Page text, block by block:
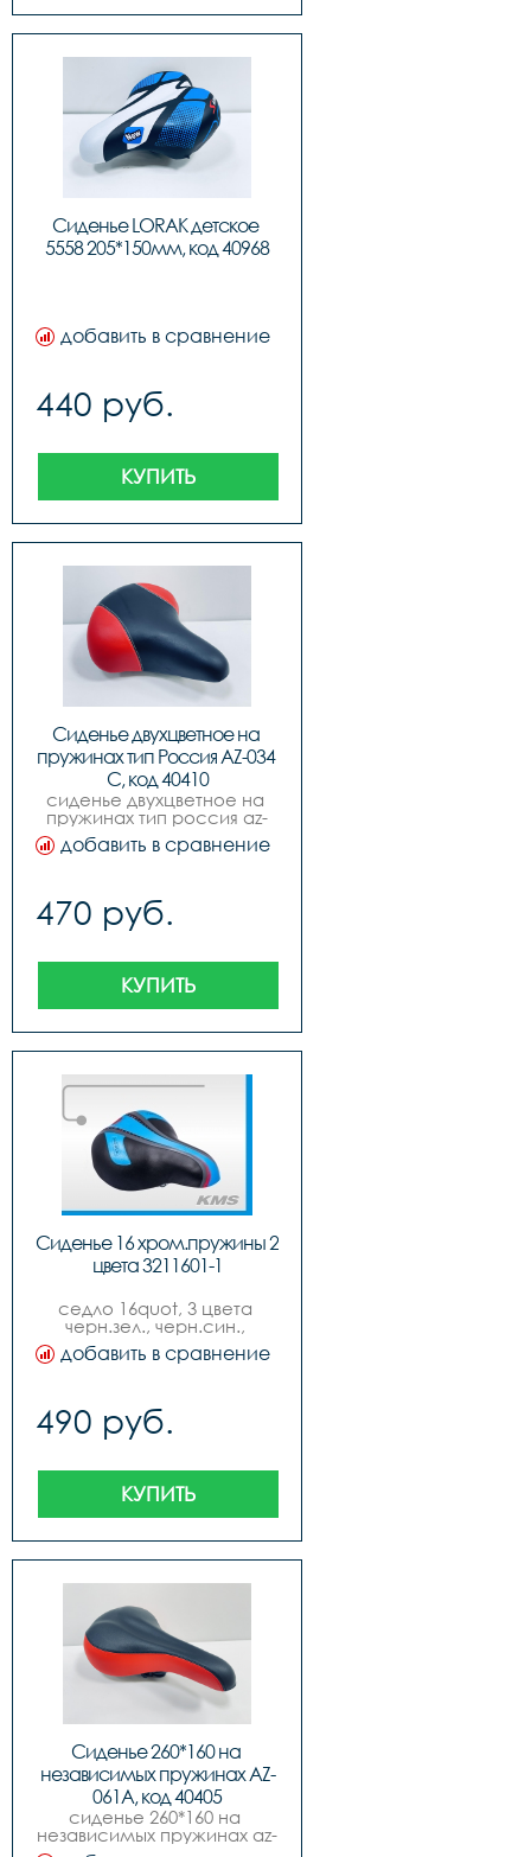
Сиденье LORAK детское
5558 205*150мм, код 40968
добавить в сравнение
440 руб.
КУПИТЬ
Сиденье двухцветное на
пружинах тип Россия AZ-034
C, код 40410
сиденье двухцветное на
пружинах тип россия az-
034 c, код.40410
добавить в сравнение
470 руб.
КУПИТЬ
Сиденье 16 хром.пружины 2
цвета 3211601-1
седло 16quot, 3 цвета
черн.зел., черн.син.,
черн.красн., хром.
пружины, new model.
добавить в сравнение
490 руб.
КУПИТЬ
Сиденье 260*160 на
независимых пружинах AZ-
061A, код 40405
сиденье 260*160 на
независимых пружинах az-
061a, код.40405